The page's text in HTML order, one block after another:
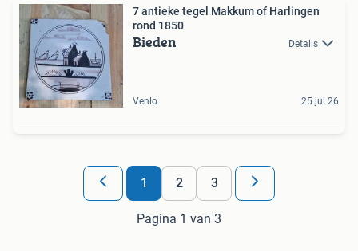
7 antieke tegel Makkum of Harlingen
rond 1850
Bieden Details
Venlo 25 jul 26
1 2 3
Pagina 1 van 3